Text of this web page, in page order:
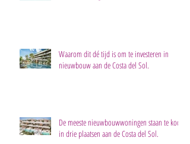
Waarom dit dé tijd is om te investeren in
nieuwbouw aan de Costa del Sol.
De meeste nieuwbouwwoningen staan te koop
in drie plaatsen aan de Costa del Sol.